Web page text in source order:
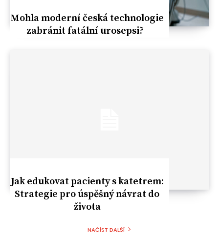
Mohla moderní česká technologie
zabránit fatální urosepsi?
Jak edukovat pacienty s katetrem:
Strategie pro úspěšný návrat do
života
NAČÍST DALŠÍ